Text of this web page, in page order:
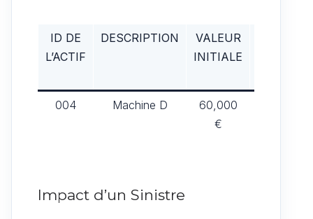
ID DE
L’ACTIF
DESCRIPTION
VALEUR
INITIALE
004 Machine D
60,000
€
Impact d’un Sinistre